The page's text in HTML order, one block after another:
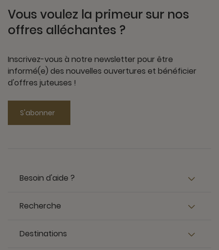
Vous voulez la primeur sur nos
offres alléchantes ?
Inscrivez-vous à notre newsletter pour être
informé(e) des nouvelles ouvertures et bénéficier
d'offres juteuses !
S'abonner
Besoin d'aide ?
Recherche
Destinations